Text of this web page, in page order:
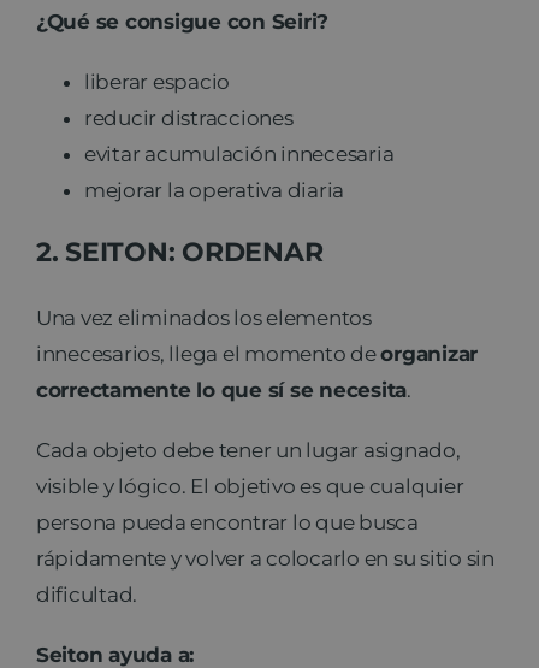
¿Qué se consigue con Seiri?
liberar espacio
reducir distracciones
evitar acumulación innecesaria
mejorar la operativa diaria
2. SEITON: ORDENAR
Una vez eliminados los elementos
innecesarios, llega el momento deorganizar
correctamente lo que sí se necesita.
Cada objeto debe tener un lugar asignado,
visible y lógico. El objetivo es que cualquier
persona pueda encontrar lo que busca
rápidamente y volver a colocarlo en su sitio sin
dificultad.
Seiton ayuda a: